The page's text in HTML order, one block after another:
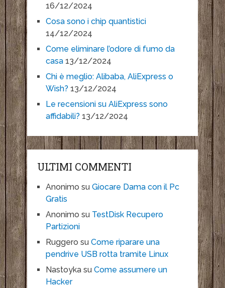
16/12/2024
Cosa sono i chip quantistici
14/12/2024
Come eliminare l’odore di fumo da
casa 13/12/2024
Chi è meglio: Alibaba, AliExpress o
Wish? 13/12/2024
Le recensioni su AliExpress sono
affidabili? 13/12/2024
ULTIMI COMMENTI
Anonimo su Giocare Dama con il Pc
Gratis
Anonimo su TestDisk Recupero
Partizioni
Ruggero su Come riparare una
pendrive USB rotta tramite Linux
Nastoykasu Come assumere un
Hacker